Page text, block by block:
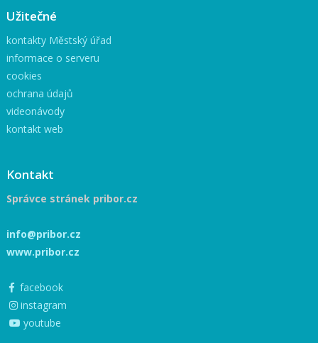
Užitečné
kontakty Městský úřad
informace o serveru
cookies
ochrana údajů
videonávody
kontakt web
Kontakt
Správce stránek pribor.cz
info@pribor.cz
www.pribor.cz
facebook
instagram
youtube